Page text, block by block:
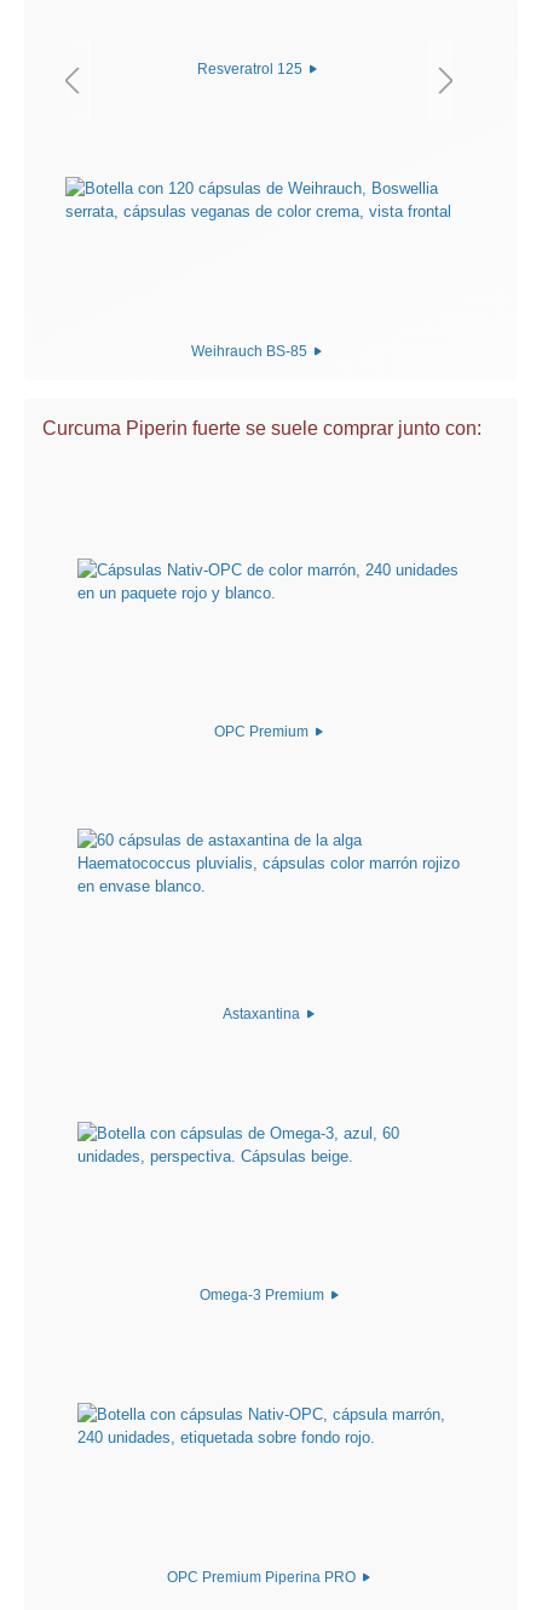
Resveratrol 125
Weihrauch BS-85
Curcuma Piperin fuerte se suele comprar junto con:
OPC Premium
Astaxantina
Omega-3 Premium
OPC Premium Piperina PRO